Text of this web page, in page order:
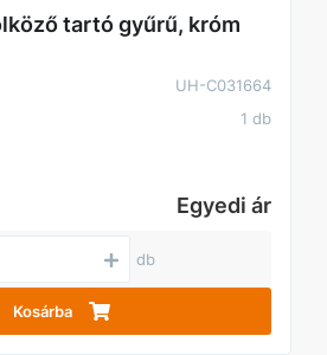
tartó gyűrű, króm
UH-C031664
1 db
Egyedi ár
db
Kosárba